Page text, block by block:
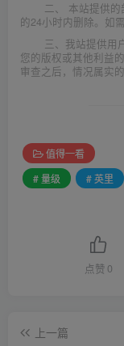
二、 本站提供
的24小时内删除。如
三、我站提供用
您的版权或其他利益
审查之后，情况属实
值得一看
# 量级
# 英里
点赞 0
上一篇